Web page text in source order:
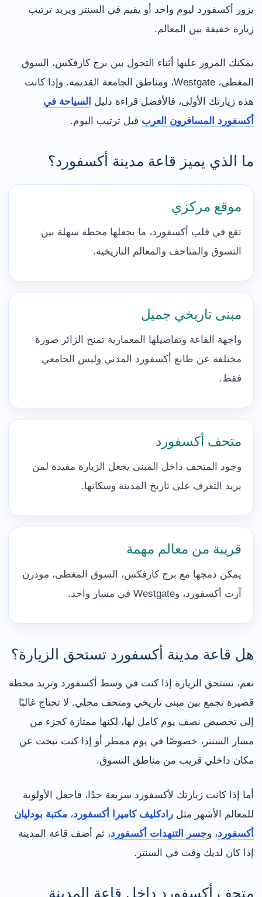
يزور أكسفورد ليوم واحد أو يقيم في السنتر ويريد ترتيب
زيارة خفيفة بين المعالم.
يمكنك المرور عليها أثناء التجول بين برج كارفكس، السوق
المغطى، Westgate، ومناطق الجامعة القديمة. وإذا كانت
هذه زيارتك الأولى، فالأفضل قراءة دليل السياحة في
أكسفورد المسافرون العرب قبل ترتيب اليوم.
ما الذي يميز قاعة مدينة أكسفورد؟
موقع مركزي
تقع في قلب أكسفورد، ما يجعلها محطة سهلة بين
التسوق والمتاحف والمعالم التاريخية.
مبنى تاريخي جميل
واجهة القاعة وتفاصيلها المعمارية تمنح الزائر صورة
مختلفة عن طابع أكسفورد المدني وليس الجامعي
فقط.
متحف أكسفورد
وجود المتحف داخل المبنى يجعل الزيارة مفيدة لمن
يريد التعرف على تاريخ المدينة وسكانها.
قريبة من معالم مهمة
يمكن دمجها مع برج كارفكس، السوق المغطى، مودرن
آرت أكسفورد، وWestgate في مسار واحد.
هل قاعة مدينة أكسفورد تستحق الزيارة؟
نعم، تستحق الزيارة إذا كنت في وسط أكسفورد وتريد محطة
قصيرة تجمع بين مبنى تاريخي ومتحف محلي. لا تحتاج غالبًا
إلى تخصيص نصف يوم كامل لها، لكنها ممتازة كجزء من
مسار السنتر، خصوصًا في يوم ممطر أو إذا كنت تبحث عن
مكان داخلي قريب من مناطق التسوق.
أما إذا كانت زيارتك لأكسفورد سريعة جدًا، فاجعل الأولوية
للمعالم الأشهر مثل رادكليف كاميرا أكسفورد، مكتبة بودليان
أكسفورد، وجسر التنهدات أكسفورد، ثم أضف قاعة المدينة
إذا كان لديك وقت في السنتر.
متحف أكسفورد داخل قاعة المدينة